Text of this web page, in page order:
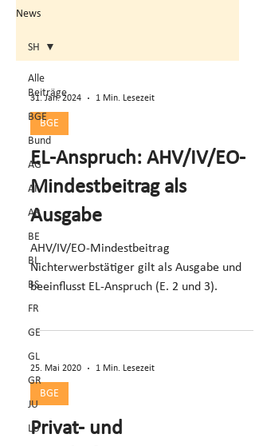
News
Alle
Beiträge
BGE
Bund
AG
AI
AR
BE
BL
BS
FR
GE
GL
GR
JU
LU
SH
31. Jan. 2024 1 Min. Lesezeit
BGE
EL-Anspruch: AHV/IV/EO-
Mindestbeitrag als
Ausgabe
AHV/IV/EO-Mindestbeitrag
Nichterwerbstätiger gilt als Ausgabe und
beeinflusst EL-Anspruch (E. 2 und 3).
25. Mai 2020 1 Min. Lesezeit
BGE
Privat- und